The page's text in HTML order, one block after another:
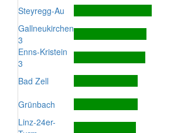
Steyregg-Au
Gallneukirchen
3
Enns-Kristein
3
Bad Zell
Grünbach
Linz-24er-